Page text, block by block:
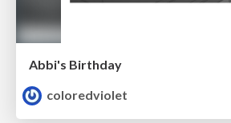
Abbi's Birthday
coloredviolet